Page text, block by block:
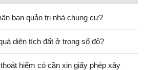
ban quản trị nhà chung cư?
diện tích đất ở trong sổ đỏ?
hiểm có cần xin giấy phép xây